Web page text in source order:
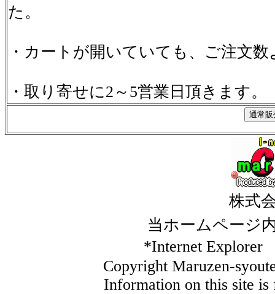
た。
・カートが開いていても、ご注文
・取り寄せに2～5営業日頂きます。
株式
当ホームページ
*Internet
Copyright Maruzen-
Information on this site is